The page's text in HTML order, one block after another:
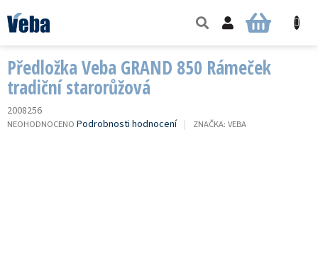
na
obsah
NÁKUPNÍ
Předložka Veba GRAND 850 Rámeček
tradiční starorůžová
2008256
PRŮMĚRNÉ
NEOHODNOCENO Podrobnosti hodnocení ZNAČKA: VEBA